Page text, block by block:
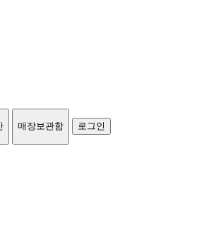
매장보관함 로그인